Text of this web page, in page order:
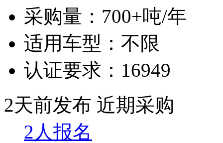
采购量： 700+吨/年
适用车型： 不限
认证要求： 16949
2天前发布 近期采购
2人报名